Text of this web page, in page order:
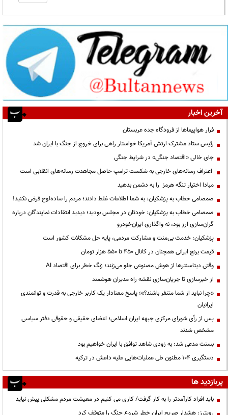
آخرین اخبار
فرار هواپیماها از فرودگاه جده عربستان
رئیس ستاد مشترک ارتش آمریکا خواستار راهی برای خروج از جنگ با ایران شد
جای خالی «اقتصاد جنگی» در شرایط جنگی
اعتراف رسانه‌های خارجی به شکست ترامپ حاصل مجاهدت رسانه‌های انقلابی است
مبادا اختیار تنگه هرمز را به دشمن بدهید
صمصامی خطاب به پزشکیان: به شما اطلاعات غلط دادند؛ مردم را ساده‌لوح فرض نکنید!
صمصامی خطاب به پزشکیان: خودتان در مجلس بودید؛ دیدید انتقادات نمایندگان درباره
گران‌سازی ارز بود، نه واگذاری ایران‌خودرو
پزشکیان: خدمت بی‌منت و مشارکت مردمی، پایه حل مشکلات کشور است
قیمت‌ برنج ایرانی همچنان در کانال ۴۵۰ تا ۵۵۰ هزار تومان
وقتی دیتاسنترها از هوش مصنوعی جلو می‌زنند؛ زنگ خطر برای اقتصاد AI
از خبرسازی تا جریان‌سازی نقشه راه مدیران هوشمند
«چرا نباید از شما متنفر باشند؟»؛ پاسخ معنادار یک کاربر خارجی به قدرت و توانمندی
ایرانیان
پس از رأی شورای مرکزی جبهه ایران اسلامی؛ اعضای حقیقی و حقوقی دفتر سیاسی
مشخص شدند
بسنت مدعی شد: به زودی شاهد توافق با ایران خواهیم بود
دستگیری ۱۰۴ مظنون طی عملیات‌هایی علیه داعش در ترکیه
پربازدید ها
باید افراد کارآمدتر را به کار گرفت/ کاری می کنیم در معیشت مردم مشکلی پیش نیاید